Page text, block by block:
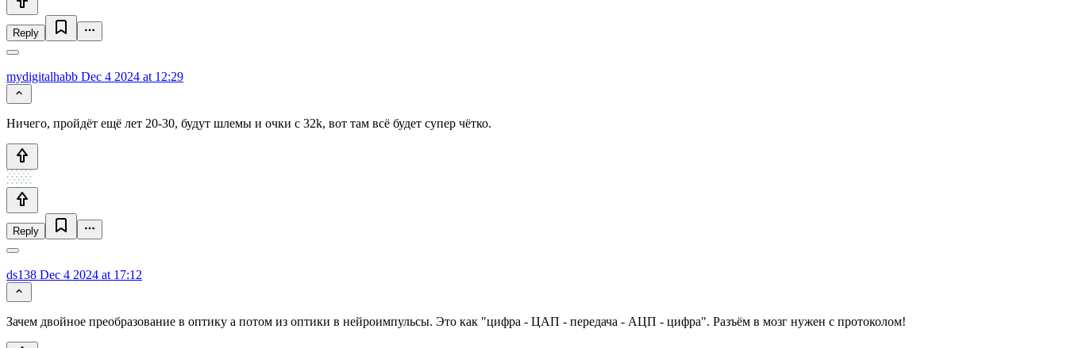
Reply
mydigitalhabb Dec 4 2024 at 12:29
Ничего, пройдёт ещё лет 20-30, будут шлемы и очки с 32k, вот там всё будет супер чётко.
Reply
ds138 Dec 4 2024 at 17:12
Зачем двойное преобразование в оптику а потом из оптики в нейроимпульсы. Это как "цифра - ЦАП - передача - АЦП - цифра". Разъём в мозг нужен с протоколом!